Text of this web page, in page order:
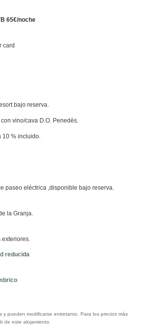
65€/noche
card
bajo reserva.
vino/cava D.O. Penedès.
10 % incluido.
paseo eléctrica ,disponible bajo reserva.
la Granja.
exteriores.
reducida
y pueden modificarse entretanto. Para los precios más
de este alojamiento.